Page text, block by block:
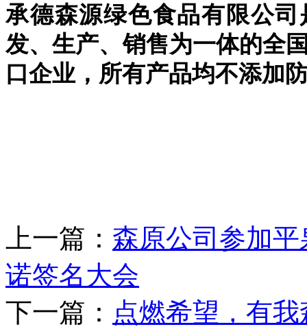
承德森源绿色食品有限公
发、生产、销售为一体的全
口企业，所有产品均不添加
上一篇： 森原公司参加
诺签名大会
下一篇： 点燃希望，有我